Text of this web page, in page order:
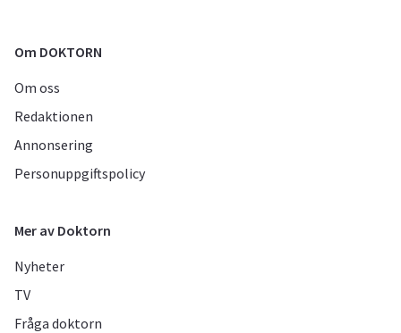
Om DOKTORN
Om oss
Redaktionen
Annonsering
Personuppgiftspolicy
Mer av Doktorn
Nyheter
TV
Fråga doktorn